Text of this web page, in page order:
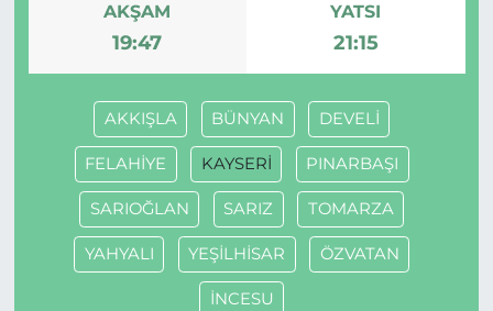
AKŞAM
19:47
YATSI
21:15
AKKIŞLA BÜNYAN DEVELİ
FELAHİYE KAYSERİ PINARBAŞI
SARIOĞLAN SARIZ TOMARZA
YAHYALI YEŞİLHİSAR ÖZVATAN
İNCESU